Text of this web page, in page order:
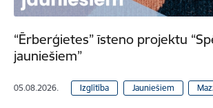
“Ērberģietes” īsteno projektu
jauniešiem”
05.08.2026. Izglītība Jauniešiem